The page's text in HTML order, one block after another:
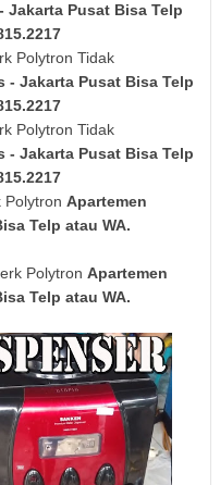
Jakarta Pusat Bisa Telp
Polytron Tidak
- Jakarta Pusat Bisa Telp
Polytron Tidak
- Jakarta Pusat Bisa Telp
Polytron Apartemen
Telp atau WA.
Polytron Apartemen
Telp atau WA.